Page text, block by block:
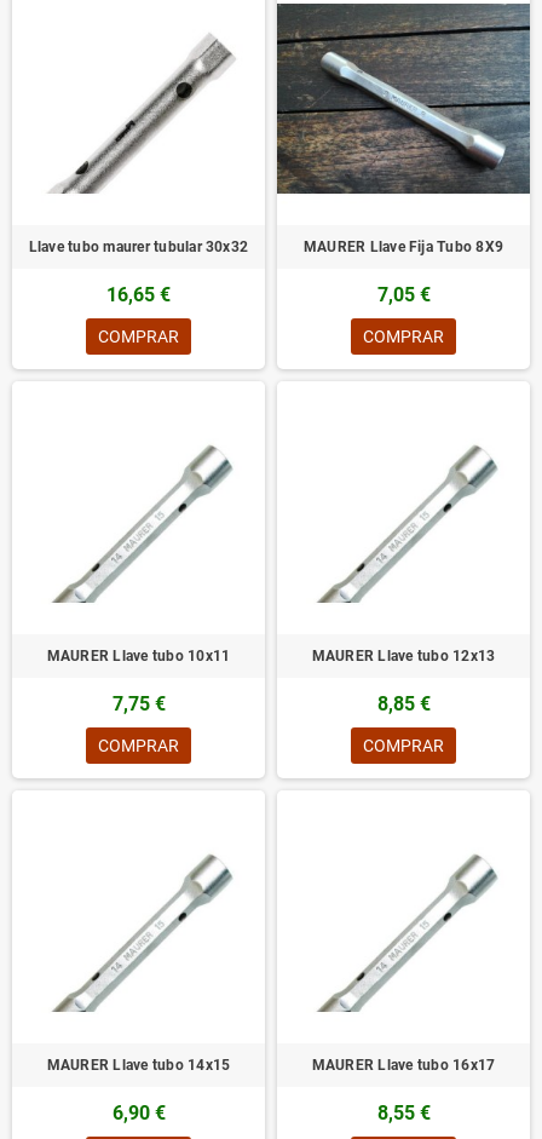
Llave tubo maurer tubular 30x32
16,65 €
COMPRAR
MAURER Llave Fija Tubo 8X9
7,05 €
COMPRAR
MAURER Llave tubo 10x11
7,75 €
COMPRAR
MAURER Llave tubo 12x13
8,85 €
COMPRAR
MAURER Llave tubo 14x15
6,90 €
MAURER Llave tubo 16x17
8,55 €